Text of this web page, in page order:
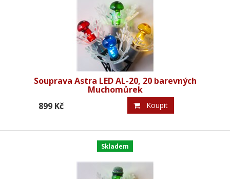
Souprava Astra LED AL-20, 20 barevných
Muchomůrek
899 Kč Koupit
Skladem